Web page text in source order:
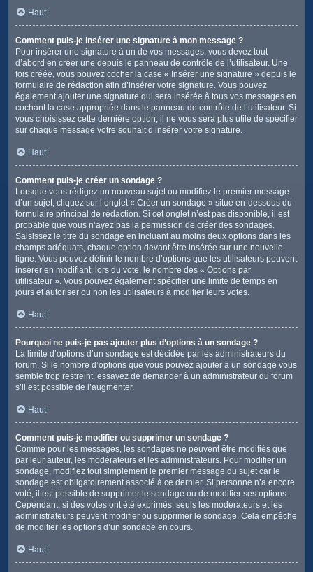
Haut
Comment puis-je insérer une signature à mon message ?
Pour insérer une signature à un de vos messages, vous devez tout
d’abord en créer une depuis le panneau de contrôle de l’utilisateur. Une
fois créée, vous pouvez cocher la case « Insérer une signature » depuis le
formulaire de rédaction afin d’insérer votre signature. Vous pouvez
également ajouter une signature qui sera insérée à tous vos messages en
cochant la case appropriée dans le panneau de contrôle de l’utilisateur. Si
vous choisissez cette dernière option, il ne vous sera plus utile de spécifier
sur chaque message votre souhait d’insérer votre signature.
Haut
Comment puis-je créer un sondage ?
Lorsque vous rédigez un nouveau sujet ou modifiez le premier message
d’un sujet, cliquez sur l’onglet « Créer un sondage » situé en-dessous du
formulaire principal de rédaction. Si cet onglet n’est pas disponible, il est
probable que vous n’ayez pas la permission de créer des sondages.
Saisissez le titre du sondage en incluant au moins deux options dans les
champs adéquats, chaque option devant être insérée sur une nouvelle
ligne. Vous pouvez définir le nombre d’options que les utilisateurs peuvent
insérer en modifiant, lors du vote, le nombre des « Options par
utilisateur ». Vous pouvez également spécifier une limite de temps en
jours et autoriser ou non les utilisateurs à modifier leurs votes.
Haut
Pourquoi ne puis-je pas ajouter plus d’options à un sondage ?
La limite d’options d’un sondage est décidée par les administrateurs du
forum. Si le nombre d’options que vous pouvez ajouter à un sondage vous
semble trop restreint, essayez de demander à un administrateur du forum
s’il est possible de l’augmenter.
Haut
Comment puis-je modifier ou supprimer un sondage ?
Comme pour les messages, les sondages ne peuvent être modifiés que
par leur auteur, les modérateurs et les administrateurs. Pour modifier un
sondage, modifiez tout simplement le premier message du sujet car le
sondage est obligatoirement associé à ce dernier. Si personne n’a encore
voté, il est possible de supprimer le sondage ou de modifier ses options.
Cependant, si des votes ont été exprimés, seuls les modérateurs et les
administrateurs peuvent modifier ou supprimer le sondage. Cela empêche
de modifier les options d’un sondage en cours.
Haut